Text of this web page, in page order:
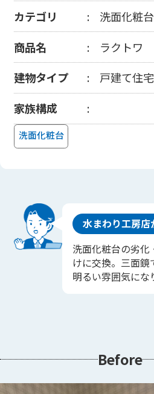
カテゴリ
洗面化粧台
商品名
ラクトワ
建物タイプ
戸建て住宅
家族構成
洗面化粧台
水まわり工房
洗面化粧台の劣化
けに交換。三面鏡
明るい雰囲気にな
Before